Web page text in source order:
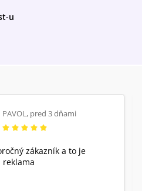
u
PAVOL, pred 3 dňami
zákazník a to je
reklama